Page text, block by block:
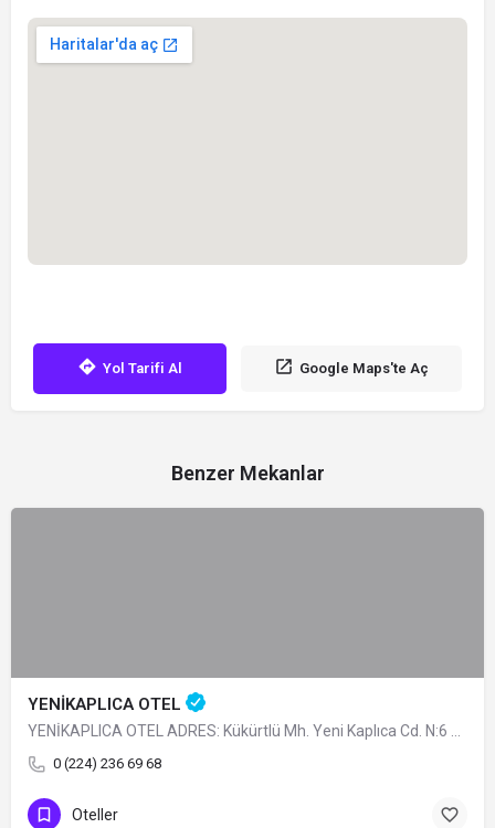
Yol Tarifi Al Google Maps'te Aç
Benzer Mekanlar
YENİKAPLICA OTEL
0 (224) 236 69 68
Oteller